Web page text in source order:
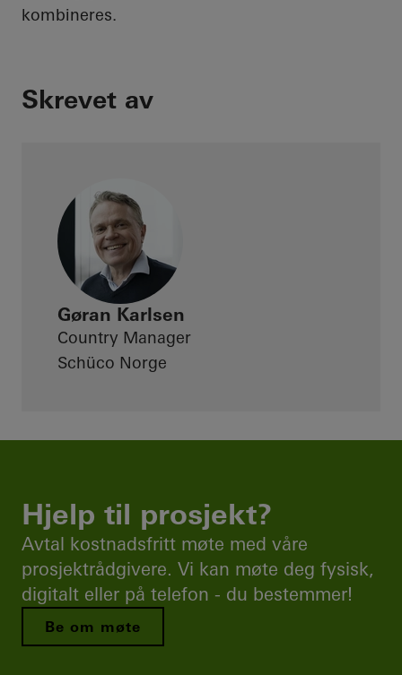
kombineres.
Skrevet av
Gøran Karlsen
Country Manager
Schüco Norge
Hjelp til prosjekt?
Avtal kostnadsfritt møte med våre
prosjektrådgivere. Vi kan møte deg fysisk,
digitalt eller på telefon - du bestemmer!
Be om møte